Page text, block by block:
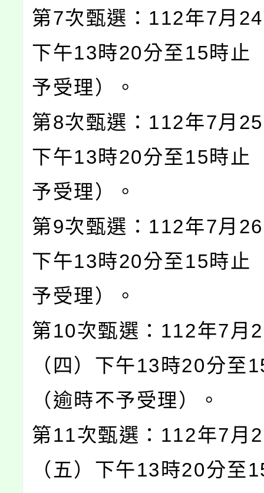
第7次甄選：112年7月
下午13時20分至15時止
予受理）。
第8次甄選：112年7月
下午13時20分至15時止
予受理）。
第9次甄選：112年7月
下午13時20分至15時止
予受理）。
第10次甄選：112年7月
（四）下午13時20分至
（逾時不予受理）。
第11次甄選：112年7月
（五）下午13時20分至